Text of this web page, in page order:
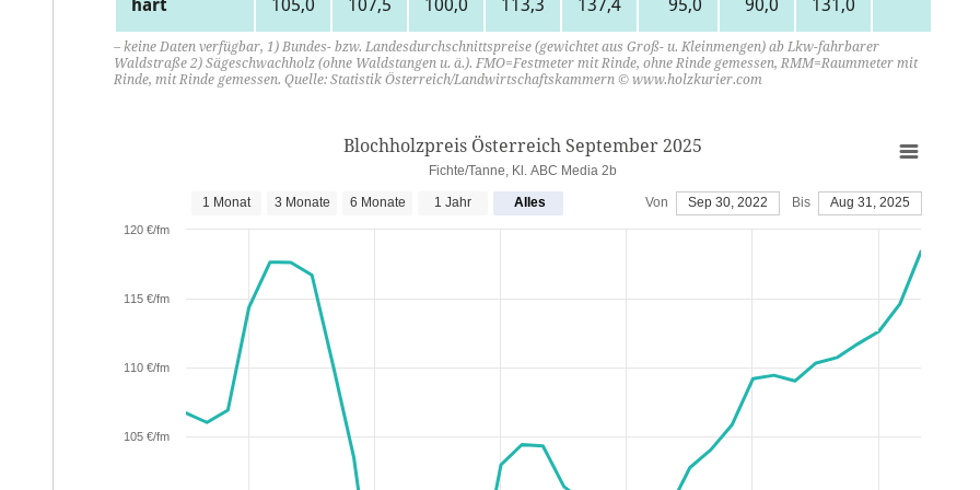
hart 105,0 107,5 100,0 113,3 137,4 95,0 90,0 131,0
– keine Daten verfügbar, 1) Bundes- bzw. Landesdurchschnittspreise (gewichtet aus Groß- u. Kleinmengen) ab Lkw-fahrbarer
Waldstraße 2) Sägeschwachholz (ohne Waldstangen u. ä.). FMO=Festmeter mit Rinde, ohne Rinde gemessen, RMM=Raummeter mit
Rinde, mit Rinde gemessen. Quelle: Statistik Österreich/Landwirtschaftskammern © www.holzkurier.com
Blochholzpreis Österreich September 2025
Fichte/Tanne, Kl. ABC Media 2b
105 €/fm
110 €/fm
115 €/fm
120 €/fm
1 Monat 3 Monate 6 Monate 1 Jahr Alles Von Sep 30, 2022 Bis Aug 31, 2025